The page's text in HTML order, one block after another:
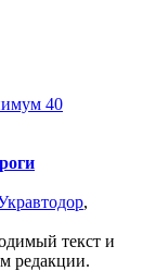
40
,
текст и
редакции.